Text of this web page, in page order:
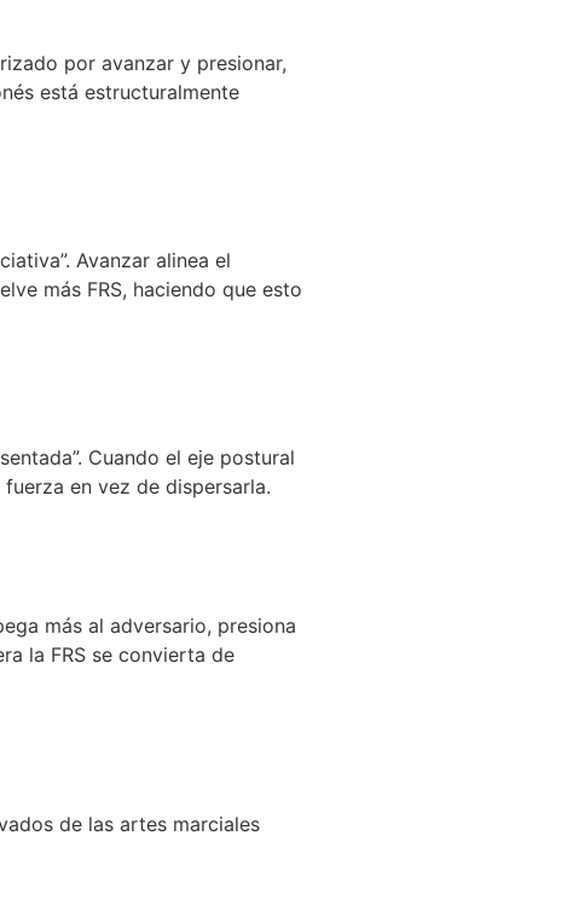
por avanzar y presionar,
está estructuralmente
Avanzar alinea el
más FRS, haciendo que esto
Cuando el eje postural
en vez de dispersarla.
más al adversario, presiona
la FRS se convierta de
de las artes marciales